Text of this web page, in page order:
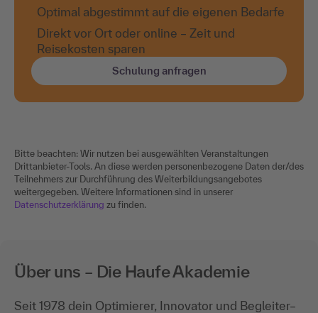
Optimal abgestimmt auf die eigenen Bedarfe
Direkt vor Ort oder online – Zeit und
Reisekosten sparen
Schulung anfragen
Bitte beachten: Wir nutzen bei ausgewählten Veranstaltungen
Drittanbieter-Tools. An diese werden personenbezogene Daten der/des
Teilnehmers zur Durchführung des Weiterbildungsangebotes
weitergegeben. Weitere Informationen sind in unserer
Datenschutzerklärung zu finden.
Über uns – Die Haufe Akademie
Seit 1978 dein Optimierer, Innovator und Begleiter–